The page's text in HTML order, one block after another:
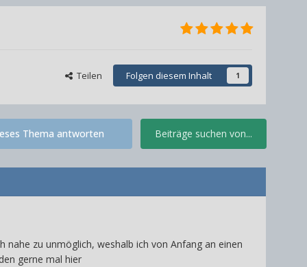
Teilen Folgen diesem Inhalt 1
Beiträge suchen von...
Thema antworten
nahe zu unmöglich, weshalb ich von Anfang an einen
gerne mal hier